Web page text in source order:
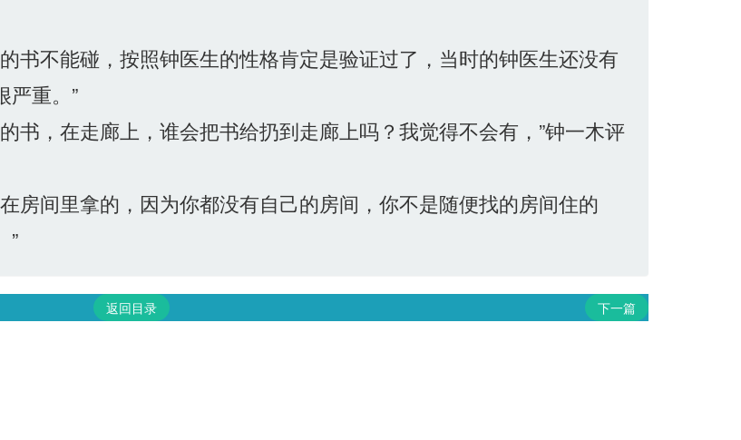
书不能碰，按照钟医生的性格肯定是验证过了，当时的钟医生还没有
严重。”
书，在走廊上，谁会把书给扔到走廊上吗？我觉得不会有，”钟一木评
房间里拿的，因为你都没有自己的房间，你不是随便找的房间住的
”
返回目录 下一篇